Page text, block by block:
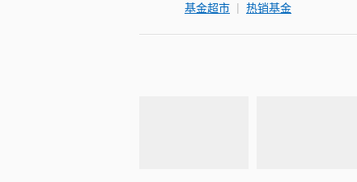
基金超市 | 热销基金